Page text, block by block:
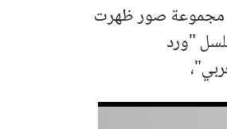
مجموعة صور ظهرت
"ورد